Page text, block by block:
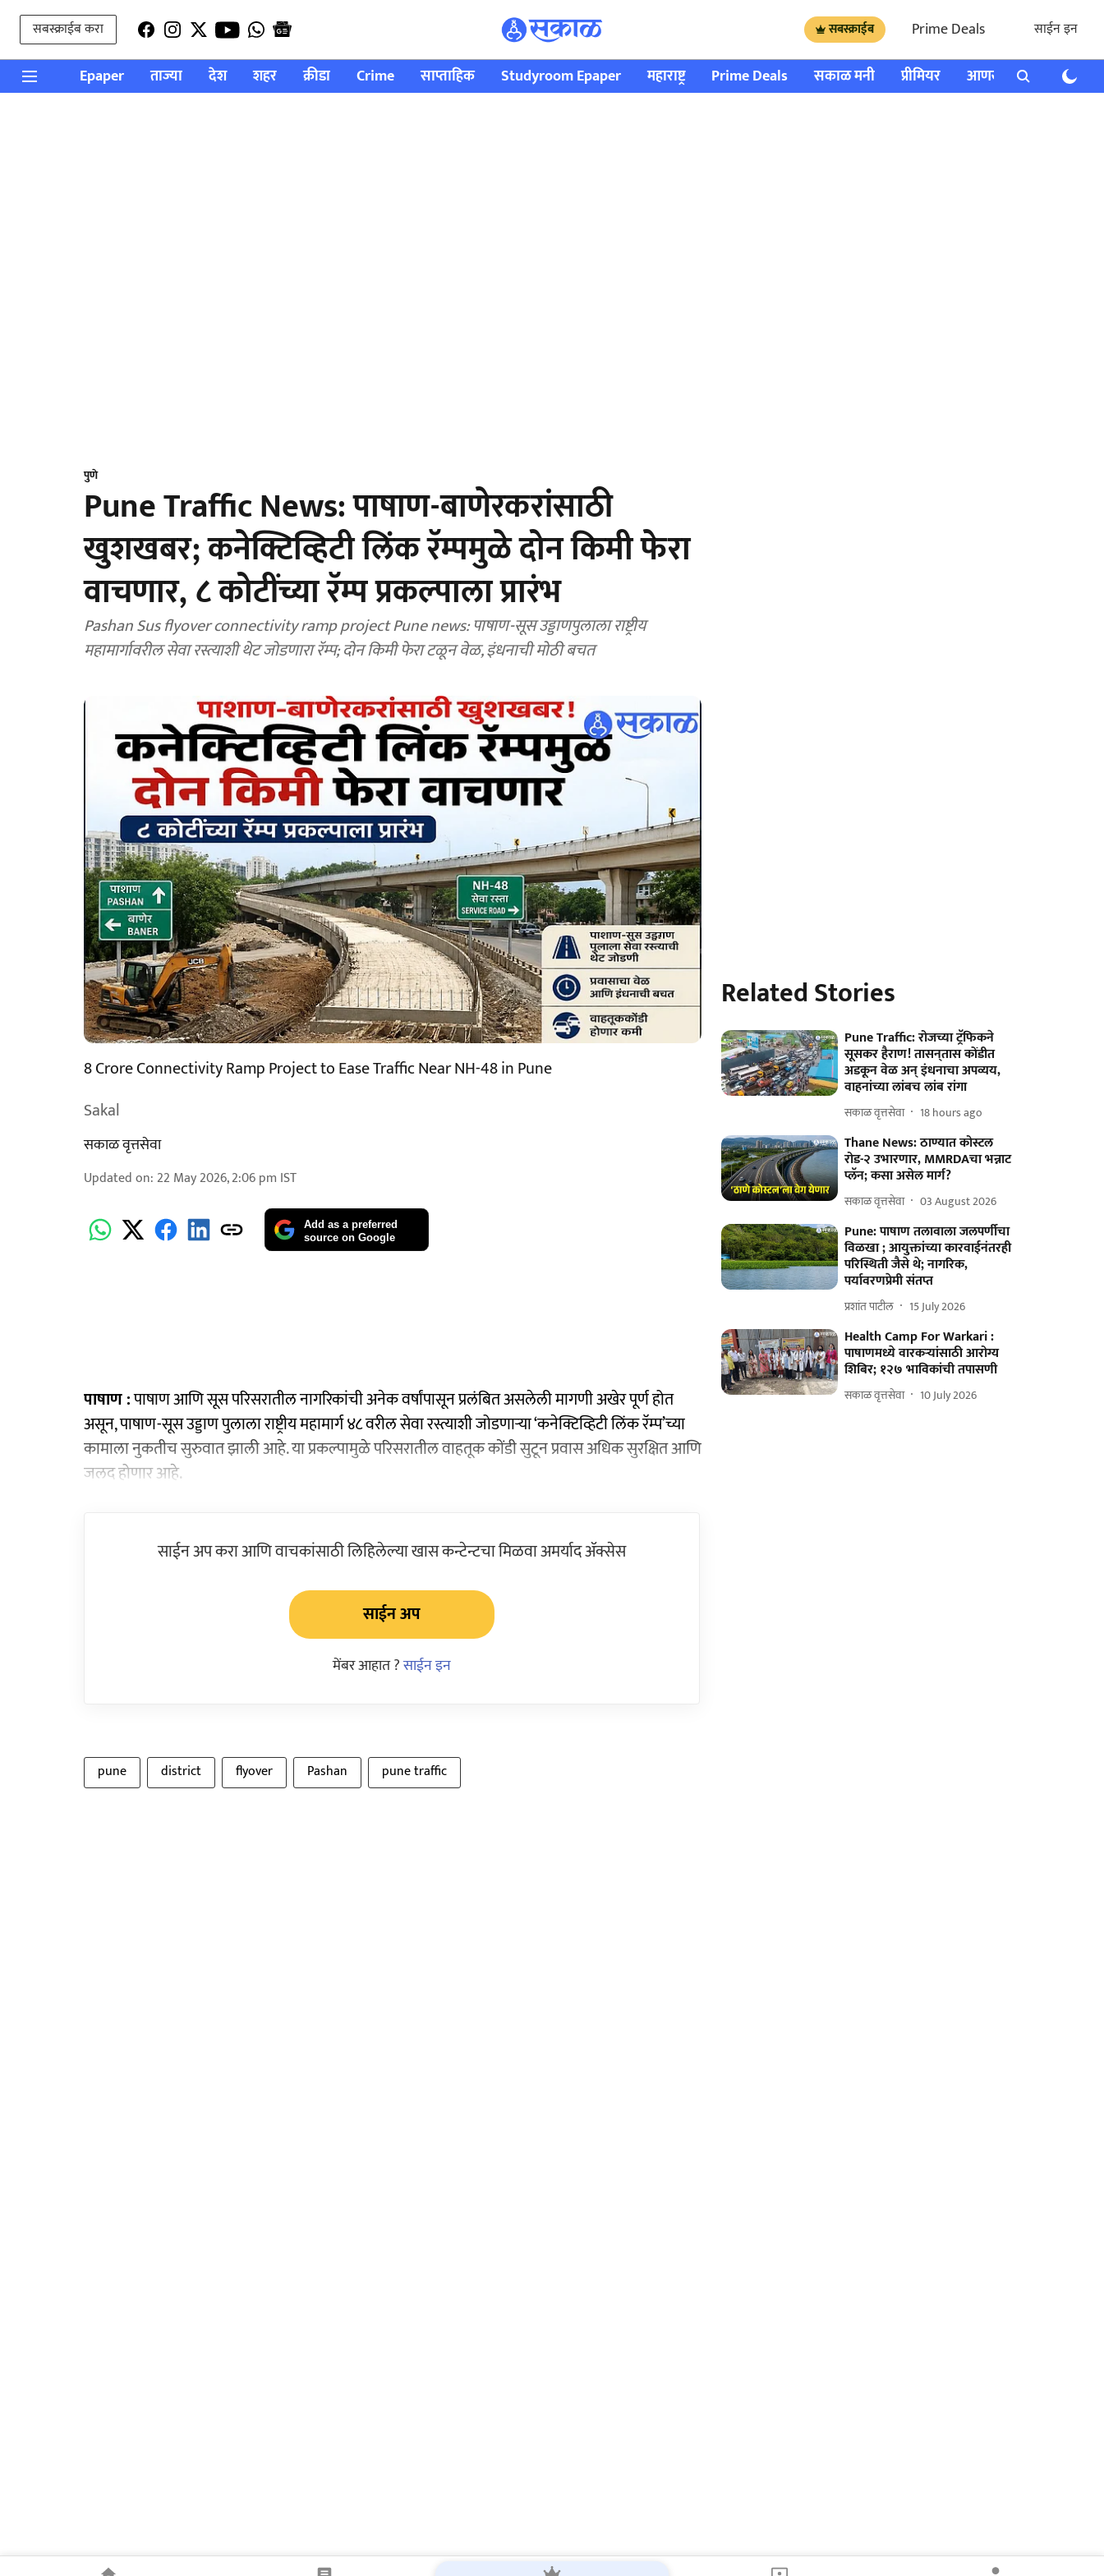
सबस्क्राईब करा सबस्क्राईब Prime Deals साईन इन
Epaper ताज्या देश शहर क्रीडा Crime साप्ताहिक Studyroom Epaper महाराष्ट्र Prime Deals सकाळ मनी प्रीमियर आणखी राशी भविष्य
पुणे
Pune Traffic News: पाषाण-बाणेरकरांसाठी
खुशखबर; कनेक्टिव्हिटी लिंक रॅम्पमुळे दोन किमी फेरा
वाचणार, ८ कोटींच्या रॅम्प प्रकल्पाला प्रारंभ
Pashan Sus flyover connectivity ramp project Pune news: पाषाण-सूस उड्डाणपुलाला राष्ट्रीय
महामार्गावरील सेवा रस्त्याशी थेट जोडणारा रॅम्प; दोन किमी फेरा टळून वेळ, इंधनाची मोठी बचत
8 Crore Connectivity Ramp Project to Ease Traffic Near NH-48 in Pune
Sakal
सकाळ वृत्तसेवा
Updated on: 22 May 2026, 2:06 pm IST
Add as a preferred
source on Google
पाषाण :पाषाण आणि सूस परिसरातील नागरिकांची अनेक वर्षांपासून प्रलंबित असलेली मागणी अखेर पूर्ण होत
असून, पाषाण-सूस उड्डाण पुलाला राष्ट्रीय महामार्ग ४८ वरील सेवा रस्त्याशी जोडणाऱ्या ‘कनेक्टिव्हिटी लिंक रॅम्प’च्या
कामाला नुकतीच सुरुवात झाली आहे. या प्रकल्पामुळे परिसरातील वाहतूक कोंडी सुटून प्रवास अधिक सुरक्षित आणि
जलद होणार आहे.
साईन अप करा आणि वाचकांसाठी लिहिलेल्या खास कन्टेन्टचा मिळवा अमर्याद ॲक्सेस
साईन अप
मेंबर आहात ?साईन इन
pune district flyover Pashan pune traffic
Related Stories
Pune Traffic: रोजच्या ट्रॅफिकने
सूसकर हैराण! तासन्‌तास कोंडीत
अडकून वेळ अन् इंधनाचा अपव्यय,
वाहनांच्या लांबच लांब रांगा
सकाळ वृत्तसेवा 18 hours ago
Thane News: ठाण्यात कोस्टल
रोड-२ उभारणार, MMRDAचा भन्नाट
प्लॅन; कसा असेल मार्ग?
सकाळ वृत्तसेवा 03 August 2026
Pune: पाषाण तलावाला जलपर्णीचा
विळखा ; आयुक्तांच्या कारवाईनंतरही
परिस्थिती जैसे थे; नागरिक,
पर्यावरणप्रेमी संतप्त
प्रशांत पाटील 15 July 2026
Health Camp For Warkari :
पाषाणमध्ये वारकऱ्यांसाठी आरोग्य
शिबिर; १२७ भाविकांची तपासणी
सकाळ वृत्तसेवा 10 July 2026